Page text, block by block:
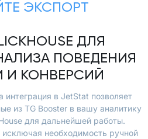
ЭКСПОРТ
ДЛЯ
ПОВЕДЕНИЯ
И КОНВЕРСИЙ
интеграция в JetStat позволяет
из TG Booster в вашу аналитику
для дальнейшей работы.
необходимость ручной